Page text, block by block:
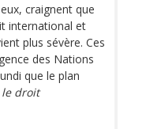
craignent que
international et
plus sévère. Ces
des Nations
que le plan
le droit